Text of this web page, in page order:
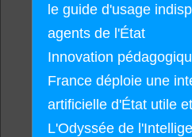
le guide d'usage
agents de l'État
Innovation
France déploie une
artificielle d'État utile
L'Odyssée de